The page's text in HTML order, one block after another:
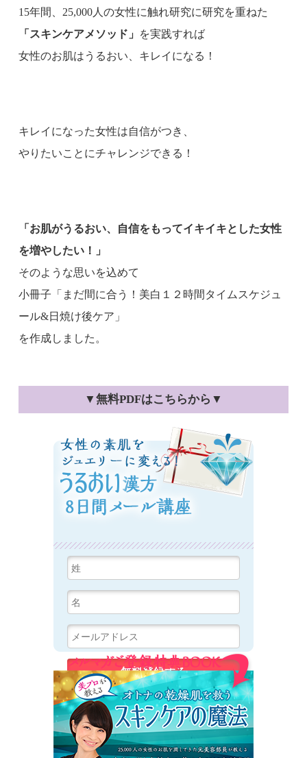
15年間、25,000人の女性に触れ研究に研究を重ねた
「スキンケアメソッド」 を実践すれば
女性のお肌はうるおい、キレイになる！
キレイになった女性は自信がつき、
やりたいことにチャレンジできる！
「お肌がうるおい、自信をもってイキイキとした女性
を増やしたい！」
そのような思いを込めて
小冊子「まだ間に合う！美白１２時間タイムスケジュ
ール&日焼け後ケア」
を作成しました。
▼無料PDFはこちらから▼
女性の素